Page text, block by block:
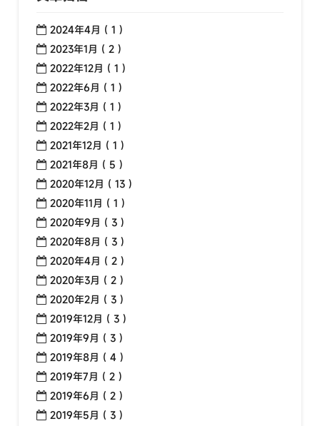
2024年4月 ( 1 )
2023年1月 ( 2 )
2022年12月 ( 1 )
2022年6月 ( 1 )
2022年3月 ( 1 )
2022年2月 ( 1 )
2021年12月 ( 1 )
2021年8月 ( 5 )
2020年12月 ( 13 )
2020年11月 ( 1 )
2020年9月 ( 3 )
2020年8月 ( 3 )
2020年4月 ( 2 )
2020年3月 ( 2 )
2020年2月 ( 3 )
2019年12月 ( 3 )
2019年9月 ( 3 )
2019年8月 ( 4 )
2019年7月 ( 2 )
2019年6月 ( 2 )
2019年5月 ( 3 )